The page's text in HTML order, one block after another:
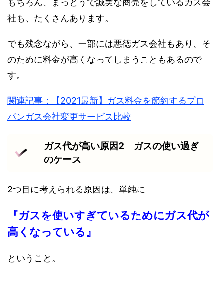
社も、たくさんあります。
でも残念ながら、一部には悪徳ガス会社もあり、そ
のために料金が高くなってしまうこともあるので
す。
関連記事：【2021最新】ガス料金を節約するプロ
パンガス会社変更サービス比較
ガス代が高い原因2 ガスの使い過ぎ
のケース
2つ目に考えられる原因は、単純に
『ガスを使いすぎているためにガス代が
高くなっている』
ということ。